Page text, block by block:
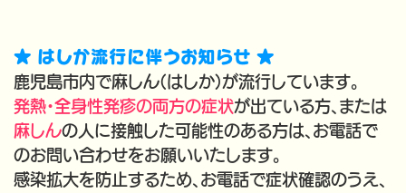
★ はしか流行に伴うお知らせ ★
鹿児島市内で麻しん(はしか)が流行しています。
発熱・全身性発疹の両方の症状が出ている方、または
麻しんの人に接触した可能性のある方は、お電話で
のお問い合わせをお願いいたします。
感染拡大を防止するため、お電話で症状確認のうえ、